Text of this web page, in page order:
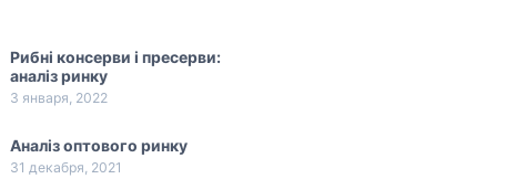
Рибні консерви і пресерви:
аналіз ринку
3 января, 2022
Аналіз оптового ринку
31 декабря, 2021